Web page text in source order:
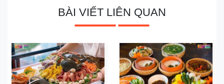
BÀI VIẾT LIÊN QUAN